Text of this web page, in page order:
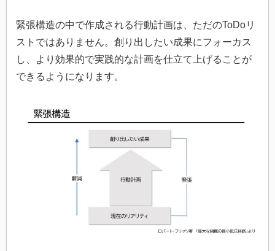
緊張構造の中で作成される行動計画は、ただのToDoリ
ストではありません。創り出したい成果にフォーカス
し、より効果的で実践的な計画を仕立て上げることが
できるようになります。